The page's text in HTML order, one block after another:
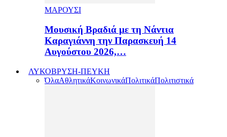
ΜΑΡΟΥΣΙ
Μουσική Βραδιά με τη Νάντια
Καραγιάννη την Παρασκευή 14
Αυγούστου 2026,…
ΛΥΚΟΒΡΥΣΗ-ΠΕΥΚΗ
ΌλαΑθλητικάΚοινωνικάΠολιτικάΠολιτιστικά